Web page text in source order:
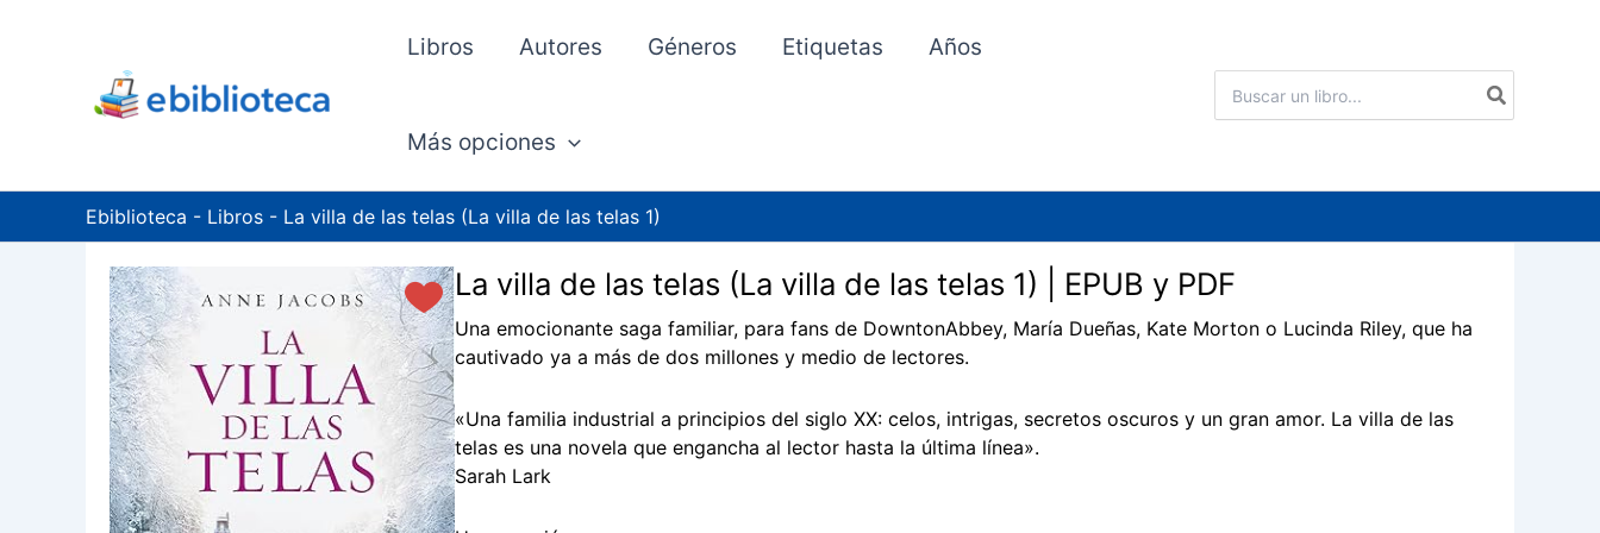
Libros Autores Géneros Etiquetas Años
Más opciones
por:
Ebiblioteca - Libros - La villa de las telas (La villa de las telas 1)
La villa de las telas (La villa de las telas 1) | EPUB y PDF
Una emocionante saga familiar, para fans de DowntonAbbey, María Dueñas, Kate Morton o Lucinda Riley, que ha
cautivado ya a más de dos millones y medio de lectores.
«Una familia industrial a principios del siglo XX: celos, intrigas, secretos oscuros y un gran amor. La villa de las
telas es una novela que engancha al lector hasta la última línea».
Sarah Lark